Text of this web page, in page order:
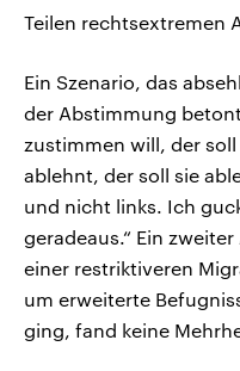
Teilen rechtsextremen
Ein Szenario, das
der Abstimmung
zustimmen will, der
ablehnt, der soll sie
und nicht links. Ich
geradeaus.“ Ein
einer restriktiveren
um erweiterte
ging, fand keine